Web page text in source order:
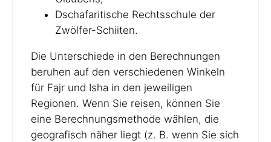
Dschafaritische Rechtsschule der
Zwölfer-Schiiten.
Die Unterschiede in den Berechnungen
beruhen auf den verschiedenen Winkeln
für Fajr und Isha in den jeweiligen
Regionen. Wenn Sie reisen, können Sie
eine Berechnungsmethode wählen, die
geografisch näher liegt (z. B. wenn Sie sich